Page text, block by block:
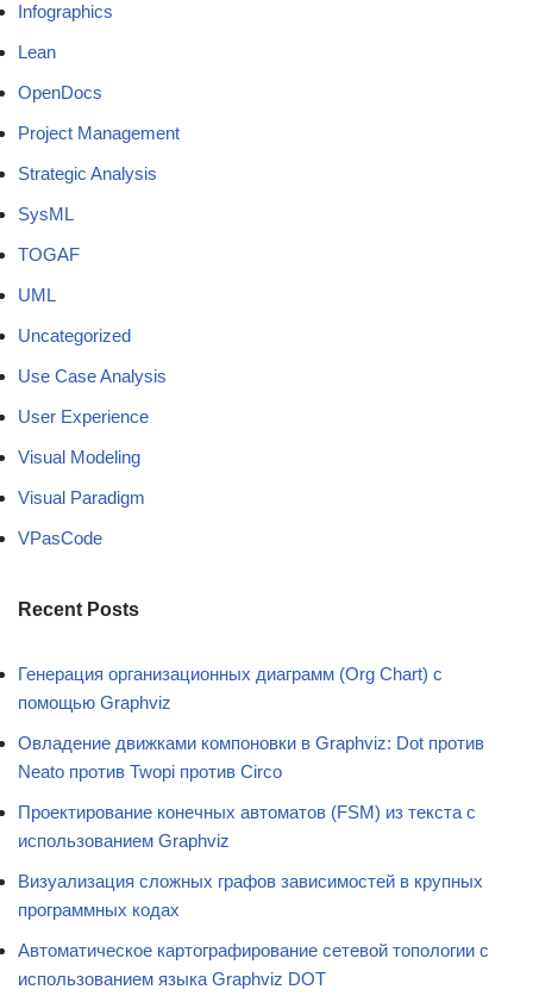
Infographics
Lean
OpenDocs
Project Management
Strategic Analysis
SysML
TOGAF
UML
Uncategorized
Use Case Analysis
User Experience
Visual Modeling
Visual Paradigm
VPasCode
Recent Posts
Генерация организационных диаграмм (Org Chart) с
помощью Graphviz
Овладение движками компоновки в Graphviz: Dot против
Neato против Twopi против Circo
Проектирование конечных автоматов (FSM) из текста с
использованием Graphviz
Визуализация сложных графов зависимостей в крупных
программных кодах
Автоматическое картографирование сетевой топологии с
использованием языка Graphviz DOT